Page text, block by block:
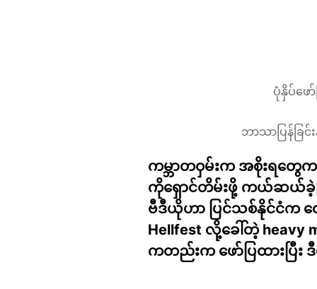
ပုံနှိပ်ဖေ
ဘာသာပြန်ခြ
ကမ္ဘာတဝှမ်းက အစိုးရတွေ
ကိုရှောင်တိမ်းဖို့ ကယ်ဆယ်ခဲ့က
ဗီဒီယိုဟာ ပြင်သစ်နိုင်ငံက
Hellfest လို့ခေါ်တဲ့ heavy
ကတည်းက ဖော်ပြထားပြီး